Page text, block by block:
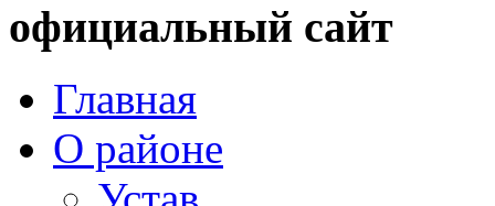
официальный сайт
Главная
О районе